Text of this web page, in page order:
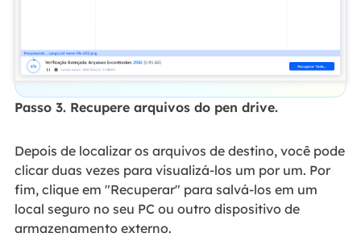
Passo 3. Recupere arquivos do pen drive.
Depois de localizar os arquivos de destino, você pode
clicar duas vezes para visualizá-los um por um. Por
fim, clique em "Recuperar" para salvá-los em um
local seguro no seu PC ou outro dispositivo de
armazenamento externo.